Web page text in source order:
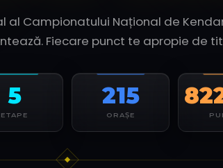
al Campionatului Național de
Fiecare punct te apropie de
5
ETAPE
215
ORAȘE